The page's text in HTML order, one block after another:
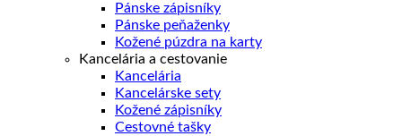
Pánske zápisníky
Pánske peňaženky
Kožené púzdra na karty
Kancelária a cestovanie
Kancelária
Kancelárske sety
Kožené zápisníky
Cestovné tašky